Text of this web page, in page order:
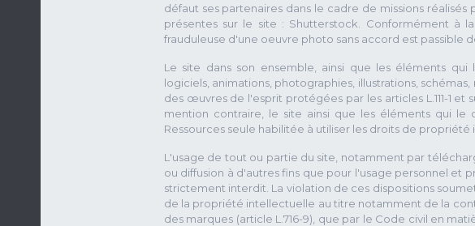
défaut ses partenaires dans le cadre de missions
présentes sur le site : Shutterstock. Conformément à
frauduleuse d'une oeuvre photo sans accord est passible
Le site dans son ensemble, ainsi que les éléments
logiciels, animations, photographies, illustrations,
des œuvres de l'esprit protégées par les articles L.111-1
mention contraire, le site ainsi que les éléments qui
Ressources seule habilitée à utiliser les droits de
L'usage de tout ou partie du site, notamment par
ou diffusion à d'autres fins que pour l'usage personnel et
strictement interdit. La violation de ces dispositions
de la propriété intellectuelle au titre notamment de la
des marques (article L.716-9), que par le Code civil en